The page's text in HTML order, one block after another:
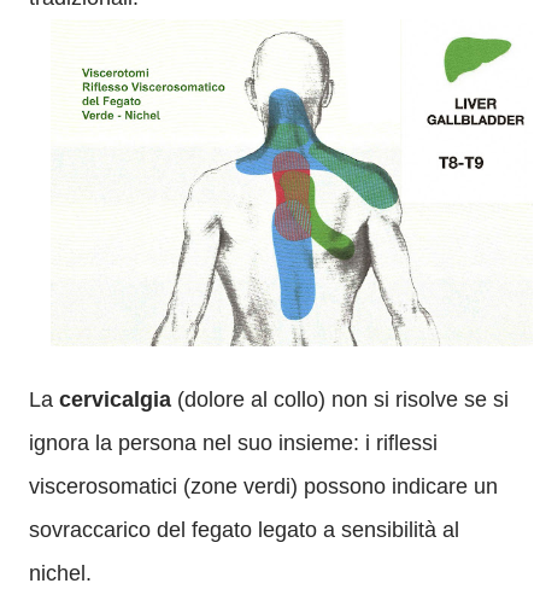
La cervicalgia (dolore al collo) non si risolve se si
ignora la persona nel suo insieme: i riflessi
viscerosomatici (zone verdi) possono indicare un
sovraccarico del fegato legato a sensibilità al
nichel.